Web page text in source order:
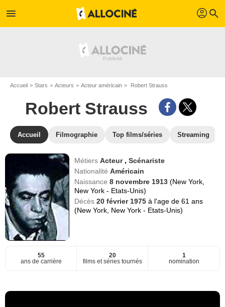
menu profil search
Accueil Stars Acteurs Acteur américain Robert Strauss
Robert Strauss
Accueil Filmographie Top films/séries Streaming
MétiersActeur ,Scénariste
NationalitéAméricain
Naissance8 novembre 1913(New York,
New York - Etats-Unis)
Décès20 février 1975à l'age de 61 ans
(New York, New York - Etats-Unis)
55
ans de carrière
20
films et séries tournés
1
nomination